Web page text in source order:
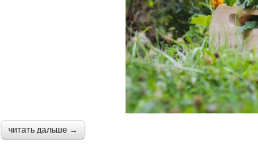
читать дальше →